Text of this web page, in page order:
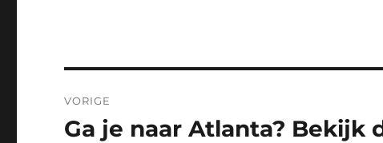
navigatie
VORIGE
Vorig
Ga je naar Atlanta? Bekijk